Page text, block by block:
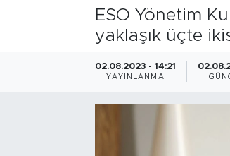
ESO Yönetim
yaklaşık üçte
02.08.2023 - 14:21
YAYINLANMA
Son Dakika Haberleri
Haber Arşivi